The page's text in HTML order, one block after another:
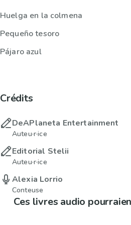
Huelga en la colmena
Pequeño tesoro
Pájaro azul
Crédits
DeAPlaneta Entertainment
Auteu·r·ice
Editorial Stelii
Auteu·r·ice
Alexia Lorrio
Conteuse
Ces livres audio